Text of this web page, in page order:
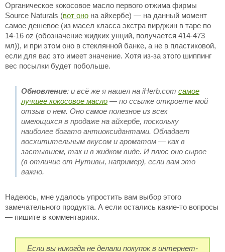
Органическое кокосовое масло первого отжима фирмы
Source Naturals (вот оно на айхербе) — на данный момент
самое дешевое (из масел класса экстра вирджин в таре по
14-16 oz (обозначение жидких унций, получается 414-473
мл)), и при этом оно в стеклянной банке, а не в пластиковой,
если для вас это имеет значение. Хотя из-за этого шиппинг
вес посылки будет побольше.
Обновление: и всё же я нашел на iHerb.com самое
лучшее кокосовое масло — по ссылке откроете мой
отзыв о нем. Оно самое полезное из всех
имеющихся в продаже на айхербе, поскольку
наиболее богато антиоксидантами. Обладает
восхитительным вкусом и ароматом — как в
застывшем, так и в жидком виде. И плюс оно сырое
(в отличие от Нутивы, например), если вам это
важно.
Надеюсь, мне удалось упростить вам выбор этого
замечательного продукта. А если остались какие-то вопросы
— пишите в комментариях.
Если вы никогда не делали покупок в интернет-